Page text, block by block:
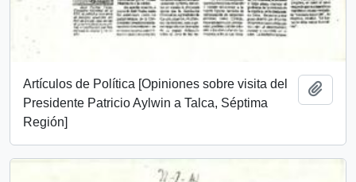
Artículos de Política [Opiniones sobre visita del
Presidente Patricio Aylwin a Talca, Séptima
Región]